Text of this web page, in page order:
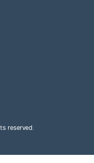
reserved.